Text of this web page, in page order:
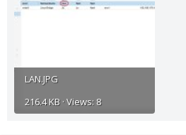
LAN.JPG
216.4 KB · Views: 8